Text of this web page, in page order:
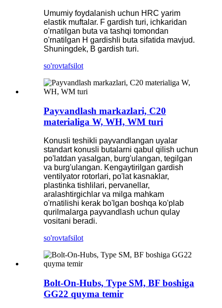
Umumiy foydalanish uchun HRC yarim
elastik muftalar. F gardish turi, ichkaridan
o'rnatilgan buta va tashqi tomondan
o'rnatilgan H gardishli buta sifatida mavjud.
Shuningdek, B gardish turi.
so'rovtafsilot
Payvandlash markazlari, C20
materialiga W, WH, WM turi
Konusli teshikli payvandlangan uyalar
standart konusli butalarni qabul qilish uchun
po'latdan yasalgan, burg'ulangan, tegilgan
va burg'ulangan. Kengaytirilgan gardish
ventilyator rotorlari, po'lat kasnaklar,
plastinka tishlilari, pervanellar,
aralashtirgichlar va milga mahkam
o'rnatilishi kerak bo'lgan boshqa ko'plab
qurilmalarga payvandlash uchun qulay
vositani beradi.
so'rovtafsilot
Bolt-On-Hubs, Type SM, BF boshiga
GG22 quyma temir